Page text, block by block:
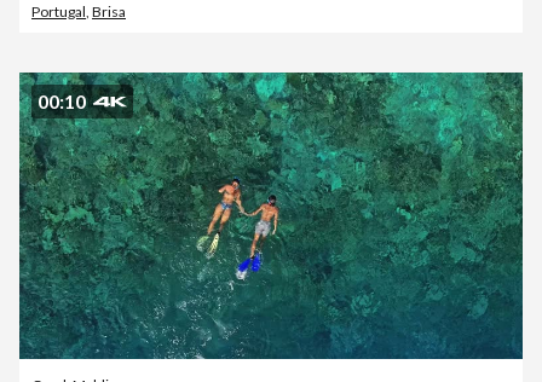
Portugal Brisa
00:10